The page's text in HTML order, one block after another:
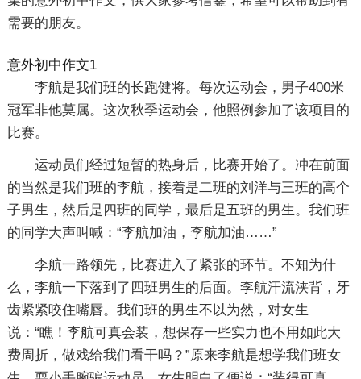
需要的朋友。
意外初中作文1
李航是我们班的长跑健将。每次运动会，男子400米
冠军非他莫属。这次秋季运动会，他照例参加了该项目的
比赛。
运动员们经过短暂的热身后，比赛开始了。冲在前面
的当然是我们班的李航，接着是二班的刘洋与三班的高个
子男生，然后是四班的同学，最后是五班的男生。我们班
的同学大声叫喊：“李航加油，李航加油……”
李航一路领先，比赛进入了紧张的环节。不知为什
么，李航一下落到了四班男生的后面。李航汗流浃背，牙
齿紧紧咬住嘴唇。我们班的男生不以为然，对女生
说：“瞧！李航可真会装，想保存一些实力也不用如此大
费周折，做戏给我们看干吗？”原来李航是想学我们班女